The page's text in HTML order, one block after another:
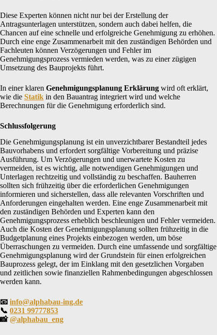
Diese Experten können nicht nur bei der Erstellung der
Antragsunterlagen unterstützen, sondern auch dabei helfen, die
Chancen auf eine schnelle und erfolgreiche Genehmigung zu erhöhen.
Durch eine enge Zusammenarbeit mit den zuständigen Behörden und
Fachleuten können Verzögerungen und Fehler im
Genehmigungsprozess vermieden werden, was zu einer zügigen
Umsetzung des Bauprojekts führt.
In einer klaren Genehmigungsplanung Erklärung wird oft erklärt,
wie die Statik in den Bauantrag integriert wird und welche
Berechnungen für die Genehmigung erforderlich sind.
Schlussfolgerung
Die Genehmigungsplanung ist ein unverzichtbarer Bestandteil jedes
Bauvorhabens und erfordert sorgfältige Vorbereitung und präzise
Ausführung. Um Verzögerungen und unerwartete Kosten zu
vermeiden, ist es wichtig, alle notwendigen Genehmigungen und
Unterlagen rechtzeitig und vollständig zu beschaffen. Bauherren
sollten sich frühzeitig über die erforderlichen Genehmigungen
informieren und sicherstellen, dass alle relevanten Vorschriften und
Anforderungen eingehalten werden. Eine enge Zusammenarbeit mit
den zuständigen Behörden und Experten kann den
Genehmigungsprozess erheblich beschleunigen und Fehler vermeiden.
Auch die Kosten der Genehmigungsplanung sollten frühzeitig in die
Budgetplanung eines Projekts einbezogen werden, um böse
Überraschungen zu vermeiden. Durch eine umfassende und sorgfältige
Genehmigungsplanung wird der Grundstein für einen erfolgreichen
Bauprozess gelegt, der im Einklang mit den gesetzlichen Vorgaben
und zeitlichen sowie finanziellen Rahmenbedingungen abgeschlossen
werden kann.
📧 info@alphabau-ing.de
📞 0231 99777853
📸 @alphabau_eng